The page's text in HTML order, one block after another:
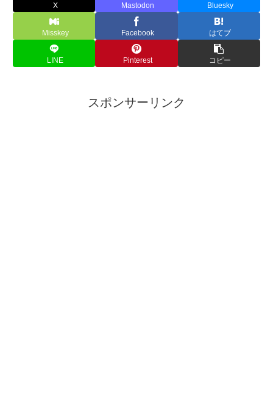
X Mastodon Bluesky
Misskey Facebook はてブ
LINE Pinterest コピー
スポンサーリンク